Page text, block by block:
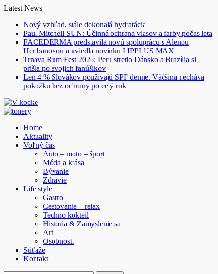
Skip
content
Latest News
Nový vzhľad, stále dokonalá hydratácia
Paul Mitchell SUN: Účinná ochrana vlasov a farby počas leta
FACEDERMA predstavila novú spoluprácu s Alenou
Heribanovou a uviedla novinku LIPPLUS MAX
Trnava Rum Fest 2026: Peru stretlo Dánsko a Brazília si
prišla po svojich fanúšikov
Len 4 % Slovákov používajú SPF denne. Väčšina necháva
pokožku bez ochrany po celý rok
Home
Aktuality
Voľný čas
Auto – moto – šport
Móda a krása
Bývanie
Zdravie
Life style
Gastro
Cestovanie – relax
Techno kokteil
Historia & Zamyslenie sa
Art
Osobnosti
Súťaže
Kontakt